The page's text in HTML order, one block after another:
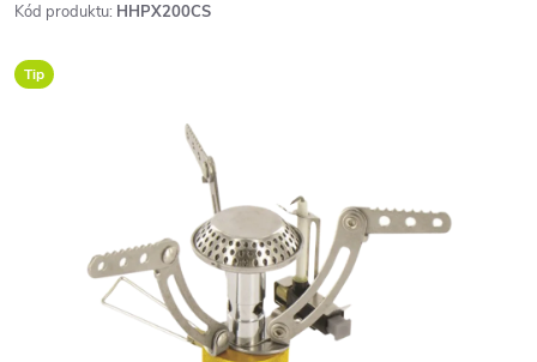
Kód produktu: HHPX200CS
Tip